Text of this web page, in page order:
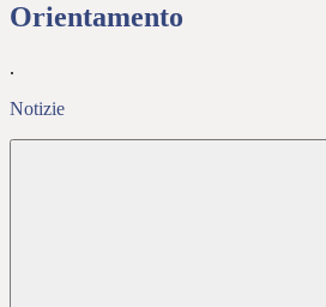
Orientamento
.
Notizie